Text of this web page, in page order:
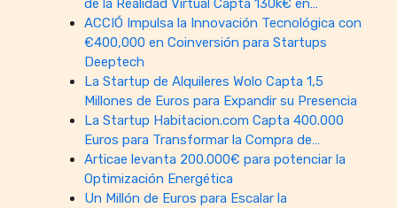
de la Realidad Virtual Capta 130k€ en…
ACCIÓ Impulsa la Innovación Tecnológica con
€400,000 en Coinversión para Startups
Deeptech
La Startup de Alquileres Wolo Capta 1,5
Millones de Euros para Expandir su Presencia
La Startup Habitacion.com Capta 400.000
Euros para Transformar la Compra de…
Articae levanta 200.000€ para potenciar la
Optimización Energética
Un Millón de Euros para Escalar la